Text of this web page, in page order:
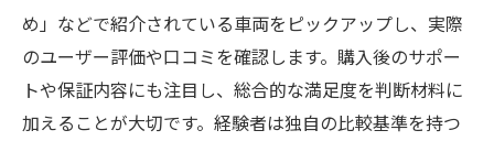
め」などで紹介されている車両をピックアップし、実際
のユーザー評価や口コミを確認します。購入後のサポー
トや保証内容にも注目し、総合的な満足度を判断材料に
加えることが大切です。経験者は独自の比較基準を持つ